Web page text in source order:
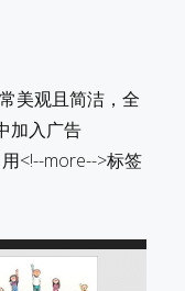
美观且简洁，全
加入广告
<!--more-->标签